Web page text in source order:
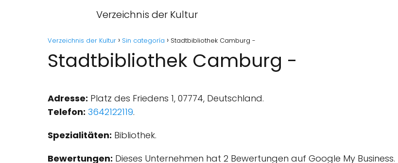
Verzeichnis der Kultur
Verzeichnis der Kultur Sin categoría Stadtbibliothek Camburg -
Stadtbibliothek Camburg -
Adresse: Platz des Friedens 1, 07774, Deutschland.
Telefon: 3642122119.
Spezialitäten: Bibliothek.
Bewertungen: Dieses Unternehmen hat 2 Bewertungen auf Google My Business.